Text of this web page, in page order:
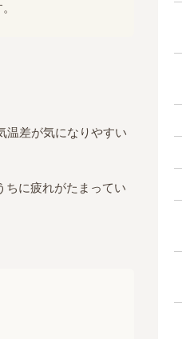
温差が気になりやすい
ちに疲れがたまってい